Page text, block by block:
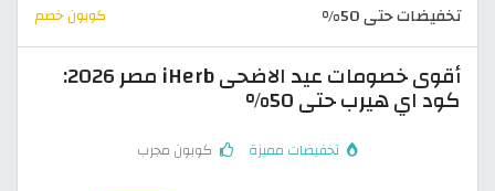
تخفيضات حتى 50% كوبون خصم
أقوى خصومات عيد الاضحى iHerb مصر 2026:
كود اي هيرب حتى 50%
تخفيضات مميزة كوبون مجرب